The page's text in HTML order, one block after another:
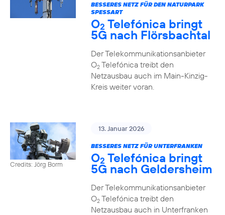
BESSERES NETZ FÜR DEN NATURPARK
SPESSART
O2 Telefónica bringt
5G nach Flörsbachtal
Der Telekommunikationsanbieter
O2Telefónica treibt den
Netzausbau auch im Main-Kinzig-
Kreis weiter voran.
Credits: Jörg Borm
13. Januar 2026
BESSERES NETZ FÜR UNTERFRANKEN
O2 Telefónica bringt
5G nach Geldersheim
Der Telekommunikationsanbieter
O2Telefónica treibt den
Netzausbau auch in Unterfranken